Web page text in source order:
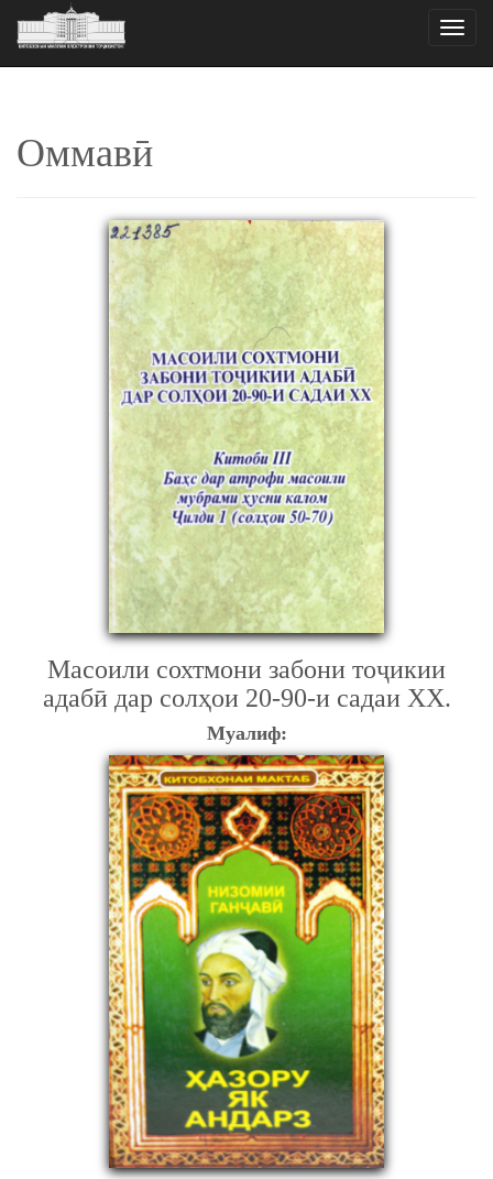
Toggle
Оммавӣ
Масоили сохтмони забони тоҷикии
адабӣ дар солҳои 20-90-и садаи ХХ.
Муалиф: